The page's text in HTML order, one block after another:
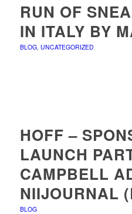
RUN OF
IN ITALY BY
BLOG, UNCATEGORIZED
HOFF –
LAUNCH
CAMPBELL
NIIJOURNAL
BLOG